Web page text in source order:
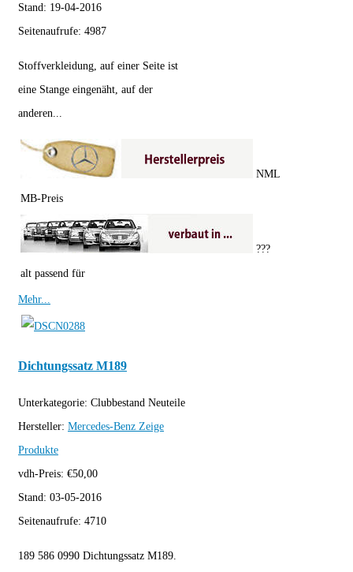
Stand: 19-04-2016
Seitenaufrufe: 4987
Stoffverkleidung, auf einer Seite ist
eine Stange eingenäht, auf der
anderen...
MB-Preis
NML
alt passend für
???
Mehr...
Dichtungssatz M189
Unterkategorie: Clubbestand Neuteile
Hersteller: Mercedes-Benz Zeige
Produkte
vdh-Preis: €50,00
Stand: 03-05-2016
Seitenaufrufe: 4710
189 586 0990 Dichtungssatz M189.